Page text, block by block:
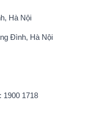
Hà Nội
Đình, Hà Nội
1900 1718